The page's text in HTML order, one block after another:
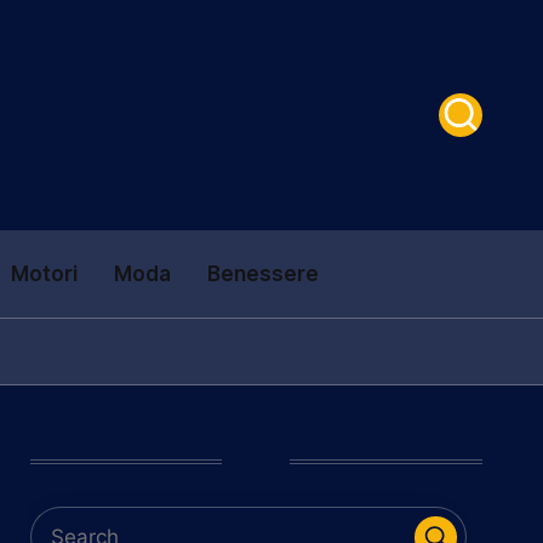
Motori Moda Benessere
Cerca